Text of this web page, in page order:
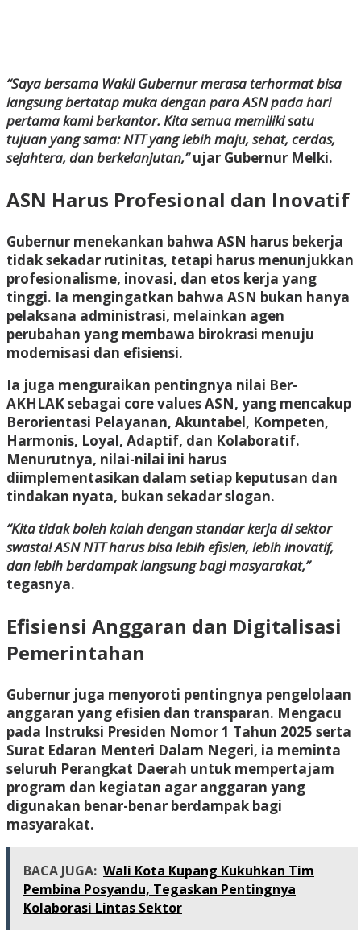
“Saya bersama Wakil Gubernur merasa terhormat bisa
langsung bertatap muka dengan para ASN pada hari
pertama kami berkantor. Kita semua memiliki satu
tujuan yang sama: NTT yang lebih maju, sehat, cerdas,
sejahtera, dan berkelanjutan,”ujar Gubernur Melki.
ASN Harus Profesional dan Inovatif
Gubernur menekankan bahwa ASN harus bekerja
tidak sekadar rutinitas, tetapi harus menunjukkan
profesionalisme, inovasi, dan etos kerja yang
tinggi. Ia mengingatkan bahwa ASN bukan hanya
pelaksana administrasi, melainkan agen
perubahan yang membawa birokrasi menuju
modernisasi dan efisiensi.
Ia juga menguraikan pentingnya nilai Ber-
AKHLAKsebagai core values ASN, yang mencakup
Berorientasi Pelayanan, Akuntabel, Kompeten,
Harmonis, Loyal, Adaptif, dan Kolaboratif.
Menurutnya, nilai-nilai ini harus
diimplementasikan dalam setiap keputusan dan
tindakan nyata, bukan sekadar slogan.
“Kita tidak boleh kalah dengan standar kerja di sektor
swasta! ASN NTT harus bisa lebih efisien, lebih inovatif,
dan lebih berdampak langsung bagi masyarakat,”
tegasnya.
Efisiensi Anggaran dan Digitalisasi
Pemerintahan
Gubernur juga menyoroti pentingnya pengelolaan
anggaran yang efisien dan transparan. Mengacu
pada Instruksi Presiden Nomor 1 Tahun 2025 serta
Surat Edaran Menteri Dalam Negeri, ia meminta
seluruh Perangkat Daerah untuk mempertajam
program dan kegiatan agar anggaran yang
digunakan benar-benar berdampak bagi
masyarakat.
BACA JUGA: Wali Kota Kupang Kukuhkan Tim
Pembina Posyandu, Tegaskan Pentingnya
Kolaborasi Lintas Sektor